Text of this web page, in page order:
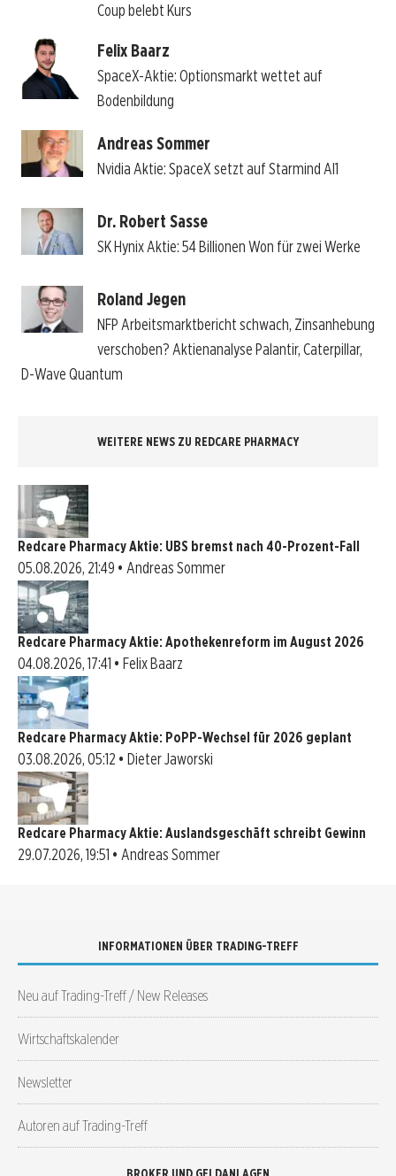
Coup belebt Kurs
Felix Baarz
SpaceX-Aktie: Optionsmarkt wettet auf
Bodenbildung
Andreas Sommer
Nvidia Aktie: SpaceX setzt auf Starmind AI1
Dr. Robert Sasse
SK Hynix Aktie: 54 Billionen Won für zwei Werke
Roland Jegen
NFP Arbeitsmarktbericht schwach, Zinsanhebung
verschoben? Aktienanalyse Palantir, Caterpillar,
D-Wave Quantum
WEITERE NEWS ZU REDCARE PHARMACY
Redcare Pharmacy Aktie: UBS bremst nach 40-Prozent-Fall
05.08.2026, 21:49 • Andreas Sommer
Redcare Pharmacy Aktie: Apothekenreform im August 2026
04.08.2026, 17:41 • Felix Baarz
Redcare Pharmacy Aktie: PoPP-Wechsel für 2026 geplant
03.08.2026, 05:12 • Dieter Jaworski
Redcare Pharmacy Aktie: Auslandsgeschäft schreibt Gewinn
29.07.2026, 19:51 • Andreas Sommer
INFORMATIONEN ÜBER TRADING-TREFF
Neu auf Trading-Treff / New Releases
Wirtschaftskalender
Newsletter
Autoren auf Trading-Treff
BROKER UND GELDANLAGEN